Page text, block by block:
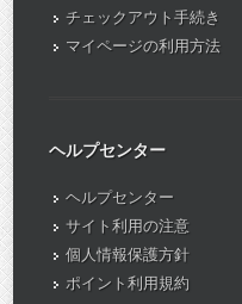
チェックアウト手続き
マイページの利用方法
ヘルプセンター
ヘルプセンター
サイト利用の注意
個人情報保護方針
ポイント利用規約